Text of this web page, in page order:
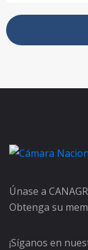
Únase a
Obtenga su
¡Síganos en